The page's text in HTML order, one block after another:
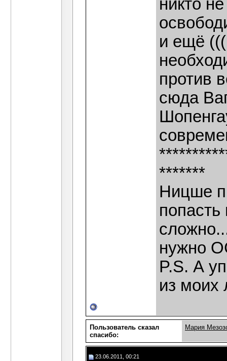
никто
и ещё
против
сюда
*******
Ницше
попасть
нужно
P.S. А
из моих
Пользователь сказал
cпасибо:
Мария
23.06.2011, 00:21